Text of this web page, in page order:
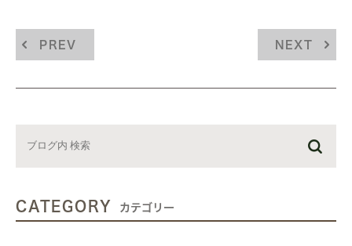
PREV NEXT
CATEGORY カテゴリー